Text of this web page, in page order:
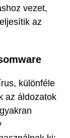
vezet,
az
különféle
az áldozatok